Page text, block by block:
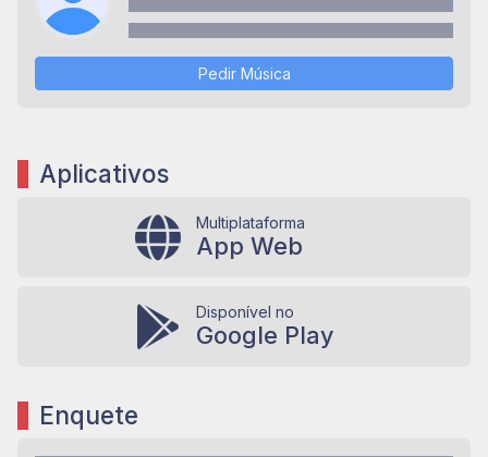
Pedir Música
Aplicativos
Multiplataforma
App Web
Disponível no
Google Play
Enquete